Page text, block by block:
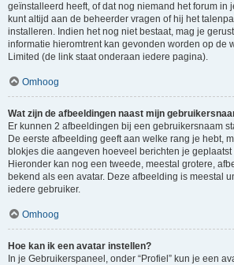
geïnstalleerd heeft, of dat nog niemand het forum in
kunt altijd aan de beheerder vragen of hij het
installeren. Indien het nog niet bestaat, mag je
informatie hieromtrent kan gevonden worden op de
Limited (de link staat onderaan iedere pagina).
Omhoog
Wat zijn de afbeeldingen naast mijn
Er kunnen 2 afbeeldingen bij een gebruikersnaam
De eerste afbeelding geeft aan welke rang je hebt,
blokjes die aangeven hoeveel berichten je geplaatst
Hieronder kan nog een tweede, meestal grotere,
bekend als een avatar. Deze afbeelding is meestal
iedere gebruiker.
Omhoog
Hoe kan ik een avatar instellen?
In je Gebruikerspaneel, onder “Profiel” kun je een